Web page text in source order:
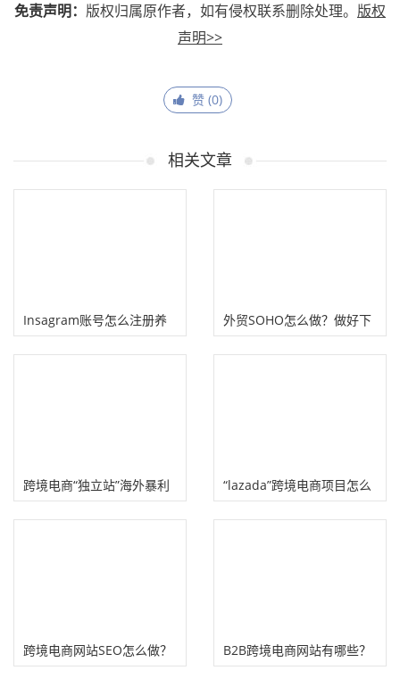
免责声明： 版权归属原作者，如有侵权联系删除处理。 版权
声明>>
赞 (0)
相关文章
Insagram账号怎么注册养
号？（这样做不容易被封）
外贸SOHO怎么做？做好下
面几点离财务自由不远！
跨境电商“独立站”海外暴利
淘金!
“lazada”跨境电商项目怎么
赚钱?
跨境电商网站SEO怎么做？
B2B跨境电商网站有哪些？